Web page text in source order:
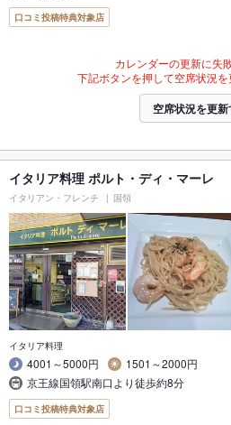
口コミ投稿特典対象店
カレンダーの更新に失
下記ボタンを押して空席状況を
空席状況を更新
イタリア料理 ポルト・ディ・マーレ
イタリアン・フレンチ 国領
イタリア料理
4001～5000円
1501～2000円
京王線国領駅南口より徒歩約8分
口コミ投稿特典対象店